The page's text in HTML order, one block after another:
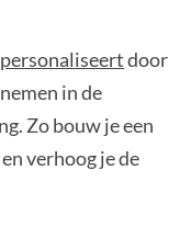
door
in de
Zo bouw je een
verhoog je de